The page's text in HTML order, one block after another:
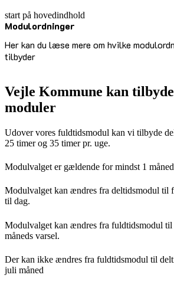
start på hovedindhold
Modulordninger
Her kan du læse mere om hvilke
tilbyder
senest opdateret 11. juli 2025
Vejle Kommune kan
moduler
Udover vores fuldtidsmodul kan vi tilbyde
25 timer og 35 timer pr. uge.
Modulvalget er gældende for mindst 1
Modulvalget kan ændres fra deltidsmodul til
til dag.
Modulvalget kan ændres fra fuldtidsmodul til
måneds varsel.
Der kan ikke ændres fra fuldtidsmodul til
juli måned